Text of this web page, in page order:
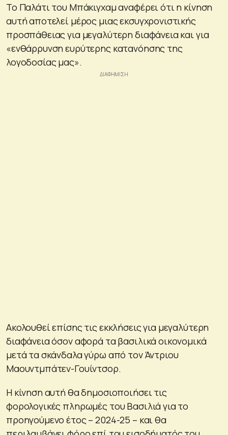
Το Παλάτι του Μπάκιγχαμ αναφέρει ότι η κίνηση
αυτή αποτελεί μέρος μιας εκσυγχρονιστικής
προσπάθειας για μεγαλύτερη διαφάνεια και για
«ενθάρρυνση ευρύτερης κατανόησης της
λογοδοσίας μας».
Ακολουθεί επίσης τις εκκλήσεις για μεγαλύτερη
διαφάνεια όσον αφορά τα βασιλικά οικονομικά
μετά τα σκάνδαλα γύρω από τον Άντριου
Μαουντμπάτεν-Γουίντσορ.
Η κίνηση αυτή θα δημοσιοποιήσει τις
φορολογικές πληρωμές του Βασιλιά για το
προηγούμενο έτος – 2024-25 – και θα